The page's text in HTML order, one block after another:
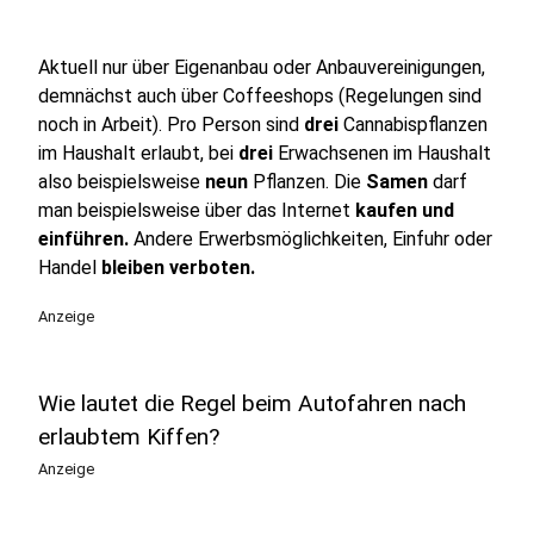
Aktuell nur über Eigenanbau oder Anbauvereinigungen,
demnächst auch über Coffeeshops (Regelungen sind
noch in Arbeit). Pro Person sind drei Cannabispflanzen
im Haushalt erlaubt, bei drei Erwachsenen im Haushalt
also beispielsweise neun Pflanzen. Die Samen darf
man beispielsweise über das Internet kaufen und
einführen. Andere Erwerbsmöglichkeiten, Einfuhr oder
Handel bleiben verboten.
Anzeige
Wie lautet die Regel beim Autofahren nach
erlaubtem Kiffen?
Anzeige